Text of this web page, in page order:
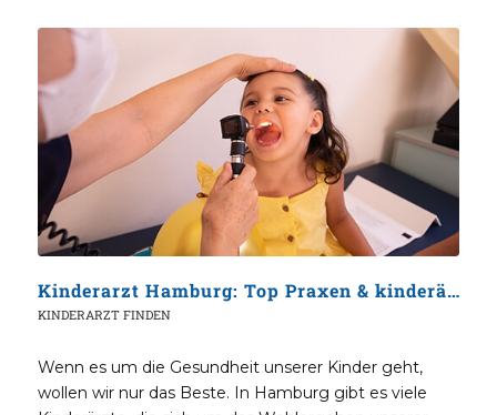
Kinderarzt Hamburg: Top Praxen & kinderärztlicher Notdienst
KINDERARZT FINDEN
Wenn es um die Gesundheit unserer Kinder geht,
wollen wir nur das Beste. In Hamburg gibt es viele